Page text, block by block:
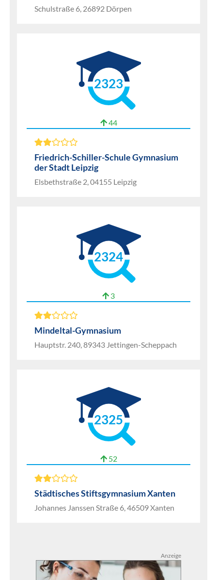
Schulstraße 6, 26892 Dörpen
2323
44
Friedrich-Schiller-Schule Gymnasium
der Stadt Leipzig
Elsbethstraße 2, 04155 Leipzig
2324
3
Mindeltal-Gymnasium
Hauptstr. 240, 89343 Jettingen-Scheppach
2325
52
Städtisches Stiftsgymnasium Xanten
Johannes Janssen Straße 6, 46509 Xanten
Anzeige